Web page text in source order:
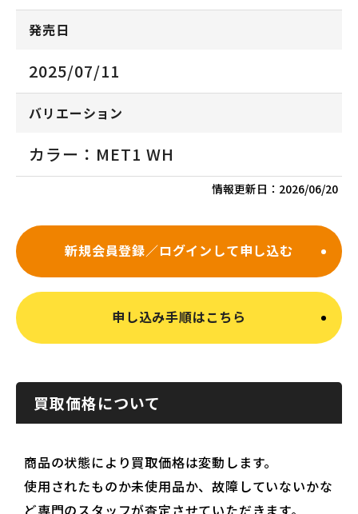
発売日
2025/07/11
バリエーション
カラー：MET1 WH
情報更新日： 2026/06/20
新規会員登録／ログインして申し込む
申し込み手順はこちら
買取価格について
商品の状態により買取価格は変動します。
使用されたものか未使用品か、故障していないかな
ど専門のスタッフが査定させていただきます。